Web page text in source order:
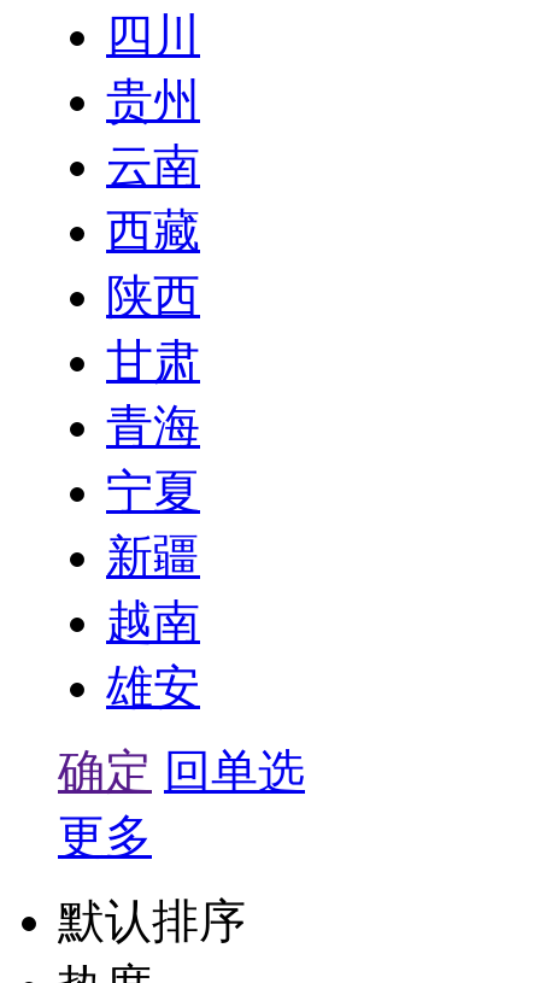
四川
贵州
云南
西藏
陕西
甘肃
青海
宁夏
新疆
越南
雄安
确定 回单选
更多
默认排序